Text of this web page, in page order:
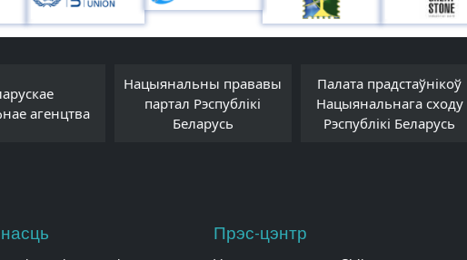
агенцтва
Нацыянальны прававы
партал Рэспублікі
Беларусь
Палата прадстаўнікоў
Нацыянальнага сходу
Рэспублікі Беларусь
Прэс-цэнтр